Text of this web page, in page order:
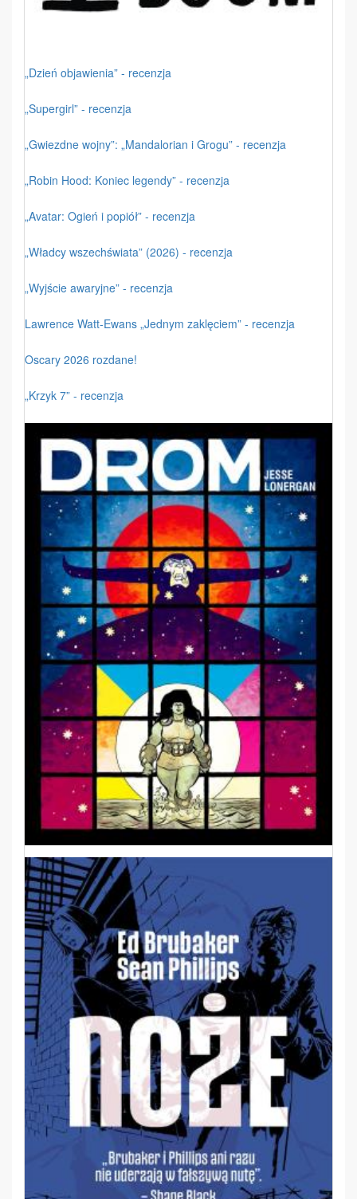
„Dzień objawienia” - recenzja
„Supergirl” - recenzja
„Gwiezdne wojny”: „Mandalorian i Grogu” - recenzja
„Robin Hood: Koniec legendy” - recenzja
„Avatar: Ogień i popiół” - recenzja
„Władcy wszechświata” (2026) - recenzja
„Wyjście awaryjne” - recenzja
Lawrence Watt-Ewans „Jednym zaklęciem” - recenzja
Oscary 2026 rozdane!
„Krzyk 7” - recenzja